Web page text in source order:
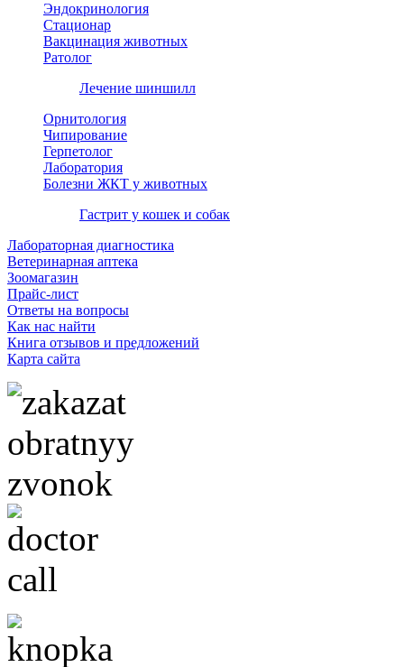
Эндокринология
Стационар
Вакцинация животных
Ратолог
Лечение шиншилл
Орнитология
Чипирование
Герпетолог
Лаборатория
Болезни ЖКТ у животных
Гастрит у кошек и собак
Лабораторная диагностика
Ветеринарная аптека
Зоомагазин
Прайс-лист
Ответы на вопросы
Как нас найти
Книга отзывов и предложений
Карта сайта